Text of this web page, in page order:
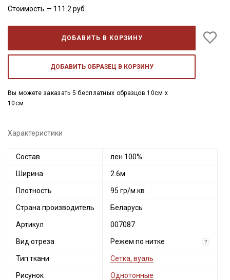
Стоимость — 111.2 руб
ДОБАВИТЬ В КОРЗИНУ
ДОБАВИТЬ ОБРАЗЕЦ В КОРЗИНУ
Вы можете заказать 5 бесплатных образцов 10см x
10см
Характеристики
Состав лен 100%
Ширина 2.6м
Плотность 95 гр/м.кв
Страна производитель Беларусь
Артикул 007087
Вид отреза Режем по нитке ?
Тип ткани Сетка, вуаль
Рисунок Однотонные